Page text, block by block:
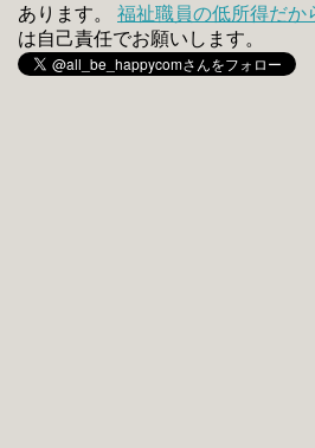
あります。 福祉職員の低所得だか
は自己責任でお願いします。